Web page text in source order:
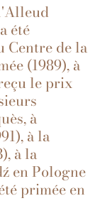
été
Centre de la
(1989), à
le prix
à
à la
à la
en Pologne
primée en